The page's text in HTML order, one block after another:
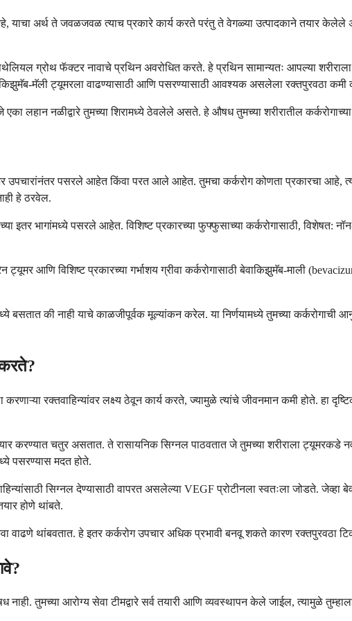
याचा अर्थ ते जवळजवळ त्याच प्रकारे कार्य करते परंतु ते वेगळ्या उत्पादकाने तयार
ग्रोथ फॅक्टर नावाचे प्रथिन अवरोधित करते. हे प्रथिन सामान्यतः आपल्या
मॅली ट्यूमरला वाढण्यासाठी आणि पसरण्यासाठी आवश्यक असलेला रक्तपुरवठा कमी
लहान नळीद्वारे तुमच्या शिरामध्ये ठेवलेले असते. हे औषध तुमच्या शरीरातील
उपचारांनंतर पसरले आहेत किंवा परत आले आहेत. तुमचा कर्करोग कोणता प्रकारचा
हे ठरवेल.
इतर भागांमध्ये पसरले आहेत. विशिष्ट प्रकारच्या फुफ्फुसाच्या कर्करोगासाठी, विशेषत:
ट्यूमर आणि विशिष्ट प्रकारच्या गर्भाशय ग्रीवा कर्करोगासाठी बेवाकिझुमॅब-माली
बसतात की नाही याचे काळजीपूर्वक मूल्यांकन करेल. या निर्णयामध्ये तुमच्या कर्करोगाची
रक्तवाहिन्यांवर लक्ष्य ठेवून कार्य करते, ज्यामुळे त्यांचे जीवनमान कमी होते. हा
करण्यात चतुर असतात. ते रासायनिक सिग्नल पाठवतात जे तुमच्या शरीराला ट्यूमरकडे
पसरण्यास मदत होते.
सिग्नल देण्यासाठी वापरत असलेल्या VEGF प्रोटीनला स्वतःला जोडते. जेव्हा
होणे थांबते.
थांबवतात. हे इतर कर्करोग उपचार अधिक प्रभावी बनवू शकते कारण रक्तपुरवठा
तुमच्या आरोग्य सेवा टीमद्वारे सर्व तयारी आणि व्यवस्थापन केले जाईल, त्यामुळे